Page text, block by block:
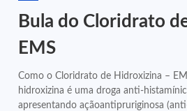
Bula do Cloridrato
EMS
Como o Cloridrato de Hidroxizina –
hidroxizina é uma droga anti-
apresentando açãoantipruriginosa